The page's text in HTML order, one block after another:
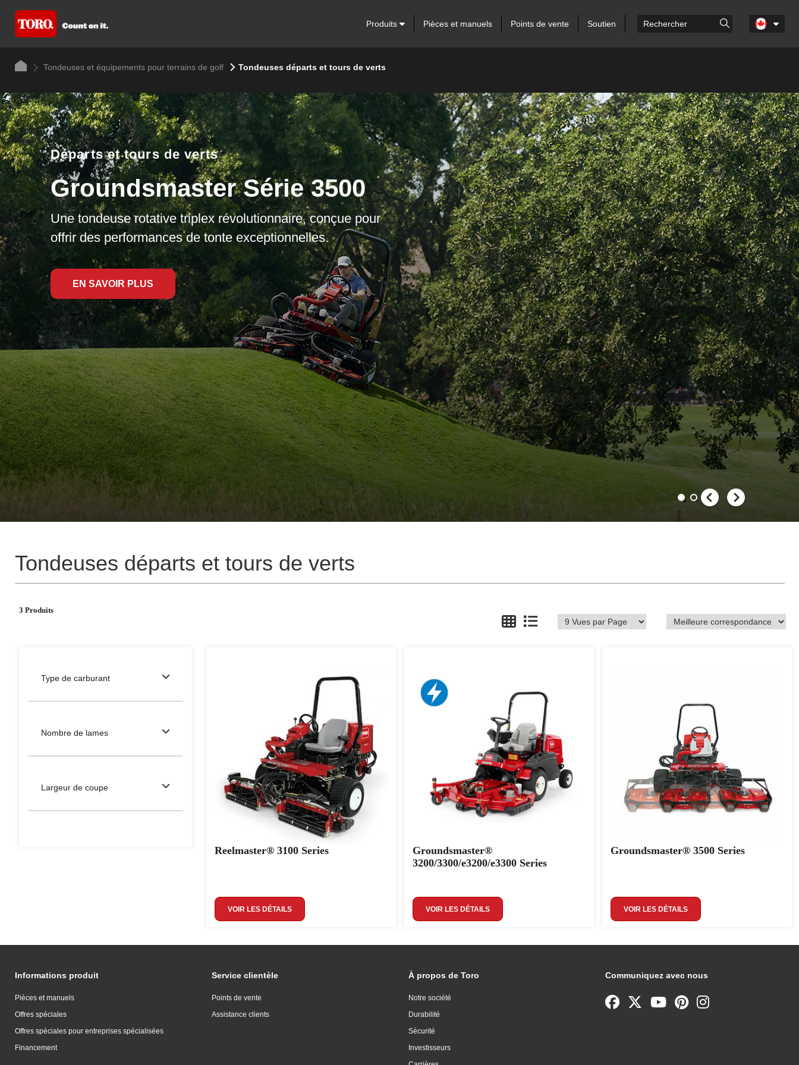
Produits Pièces et manuels Points de vente Soutien
Tondeuses et équipements pour terrains de golf Tondeuses départs et tours de verts
Départs et tours de verts
Groundsmaster Série 3500
Une tondeuse rotative triplex révolutionnaire, conçue pour
offrir des performances de tonte exceptionnelles.
EN SAVOIR PLUS
Tondeuses départs et tours de verts
3 Produits
Type de carburant
Nombre de lames
Largeur de coupe
Reelmaster® 3100 Series
VOIR LES DÉTAILS
Groundsmaster®
3200/3300/e3200/e3300 Series
VOIR LES DÉTAILS
Groundsmaster® 3500 Series
VOIR LES DÉTAILS
Informations produit
Pièces et manuels
Offres spéciales
Offres spéciales pour entreprises spécialisées
Financement
Service clientèle
Points de vente
Assistance clients
À propos de Toro
Notre société
Durabilité
Sécurité
Investisseurs
Communiquez avec nous